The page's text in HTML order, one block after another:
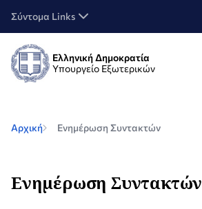
Σύντομα Links
Ελληνική Δημοκρατία
Υπουργείο Εξωτερικών
Αρχική Ενημέρωση Συντακτών
Ενημέρωση Συντακτών